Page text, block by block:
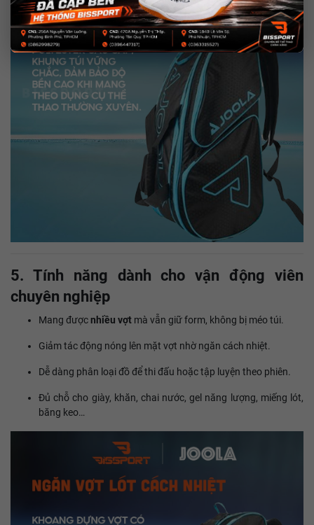
5. Tính năng dành cho vận động viên
chuyên nghiệp
Mang đượcnhiều vợt mà vẫn giữ form, không bị méo túi.
Giảm tác động nóng lên mặt vợt nhờ ngăn cách nhiệt.
Dễ dàng phân loại đồ để thi đấu hoặc tập luyện theo phiên.
Đủ chỗ cho giày, khăn, chai nước, gel năng lượng, miếng lót,
băng keo…